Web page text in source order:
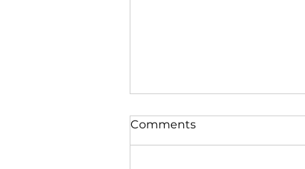
Comments